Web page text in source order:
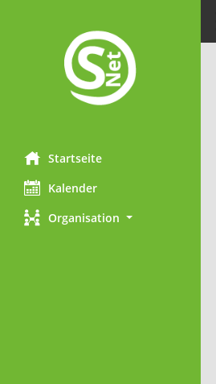
Startseite
Kalender
Organisation